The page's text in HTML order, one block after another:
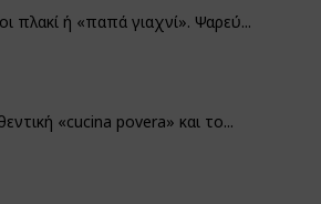
πλακί ή «παπά γιαχνί». Ψαρεύ...
«cucina povera» και το...